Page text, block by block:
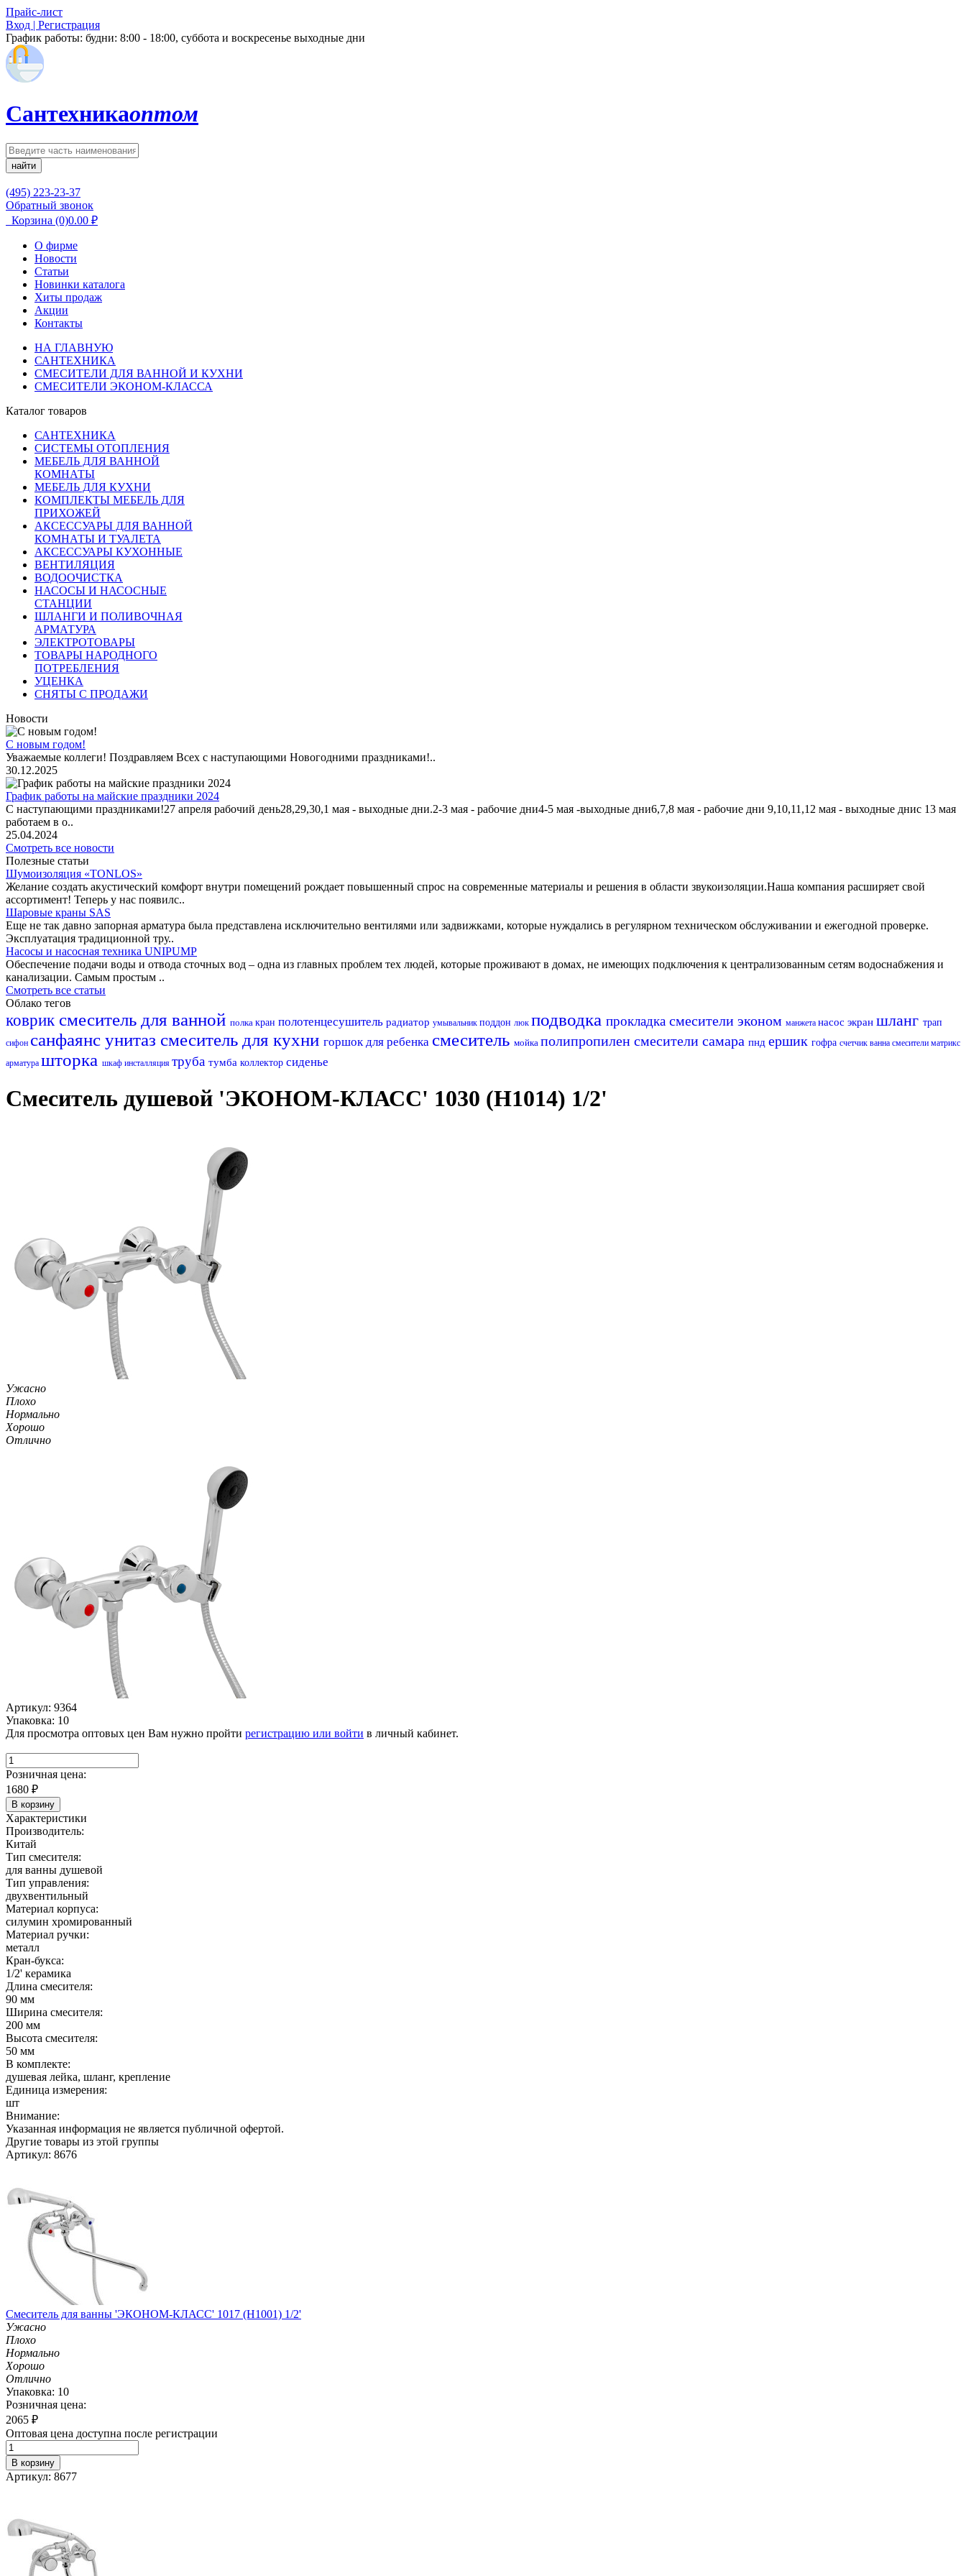
Прайс-лист
Вход | Регистрация
График работы: будни: 8:00 - 18:00, суббота и воскресенье выходные дни
Сантехникаоптом
найти
(495) 223-23-37
Обратный звонок
Корзина (0)0.00 ₽
О фирме
Новости
Статьи
Новинки каталога
Хиты продаж
Акции
Контакты
НА ГЛАВНУЮ
САНТЕХНИКА
СМЕСИТЕЛИ ДЛЯ ВАННОЙ И КУХНИ
СМЕСИТЕЛИ ЭКОНОМ-КЛАССА
Каталог товаров
САНТЕХНИКА
СИСТЕМЫ ОТОПЛЕНИЯ
МЕБЕЛЬ ДЛЯ ВАННОЙ
КОМНАТЫ
МЕБЕЛЬ ДЛЯ КУХНИ
КОМПЛЕКТЫ МЕБЕЛЬ ДЛЯ
ПРИХОЖЕЙ
АКСЕССУАРЫ ДЛЯ ВАННОЙ
КОМНАТЫ И ТУАЛЕТА
АКСЕССУАРЫ КУХОННЫЕ
ВЕНТИЛЯЦИЯ
ВОДООЧИСТКА
НАСОСЫ И НАСОСНЫЕ
СТАНЦИИ
ШЛАНГИ И ПОЛИВОЧНАЯ
АРМАТУРА
ЭЛЕКТРОТОВАРЫ
ТОВАРЫ НАРОДНОГО
ПОТРЕБЛЕНИЯ
УЦЕНКА
СНЯТЫ С ПРОДАЖИ
Новости
С новым годом!
Уважаемые коллеги! Поздравляем Всех с наступающими Новогодними праздниками!..
30.12.2025
График работы на майские праздники 2024
С наступающими праздниками!27 апреля рабочий день28,29,30,1 мая - выходные дни.2-3 мая - рабочие дни4-5 мая -выходные дни6,7,8 мая - рабочие дни 9,10,11,12 мая - выходные днис 13 мая
работаем в о..
25.04.2024
Смотреть все новости
Полезные статьи
Шумоизоляция «TONLOS»
Желание создать акустический комфорт внутри помещений рождает повышенный спрос на современные материалы и решения в области звукоизоляции.Наша компания расширяет свой
ассортимент! Теперь у нас появилс..
Шаровые краны SAS
Еще не так давно запорная арматура была представлена исключительно вентилями или задвижками, которые нуждались в регулярном техническом обслуживании и ежегодной проверке.
Эксплуатация традиционной тру..
Насосы и насосная техника UNIPUMP
Обеспечение подачи воды и отвода сточных вод – одна из главных проблем тех людей, которые проживают в домах, не имеющих подключения к централизованным сетям водоснабжения и
канализации. Самым простым ..
Смотреть все статьи
Облако тегов
коврик смеситель для ванной полка кран полотенцесушитель радиатор умывальник поддон люк подводка прокладка смесители эконом манжета насос экран шланг трап
сифон санфаянс унитаз смеситель для кухни горшок для ребенка смеситель мойка полипропилен смесители самара пнд ершик гофра счетчик ванна смесители матрикс
арматура шторка шкаф инсталляция труба тумба коллектор сиденье
Смеситель душевой 'ЭКОНОМ-КЛАСС' 1030 (H1014) 1/2'
Ужасно
Плохо
Нормально
Хорошо
Отлично
Артикул: 9364
Упаковка: 10
Для просмотра оптовых цен Вам нужно пройти регистрацию или войти в личный кабинет.
Розничная цена:
1680 ₽
В корзину
Характеристики
Производитель:
Китай
Тип смесителя:
для ванны душевой
Тип управления:
двухвентильный
Материал корпуса:
силумин хромированный
Материал ручки:
металл
Кран-букса:
1/2' керамика
Длина смесителя:
90 мм
Ширина смесителя:
200 мм
Высота смесителя:
50 мм
В комплекте:
душевая лейка, шланг, крепление
Единица измерения:
шт
Внимание:
Указанная информация не является публичной офертой.
Другие товары из этой группы
Артикул: 8676
Смеситель для ванны 'ЭКОНОМ-КЛАСС' 1017 (H1001) 1/2'
Ужасно
Плохо
Нормально
Хорошо
Отлично
Упаковка: 10
Розничная цена:
2065 ₽
Оптовая цена доступна после регистрации
В корзину
Артикул: 8677